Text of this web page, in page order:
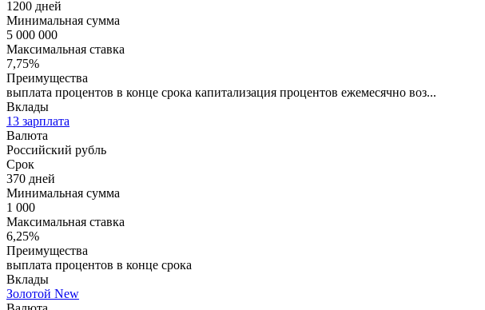
1200 дней
Минимальная сумма
5 000 000
Максимальная ставка
7,75%
Преимущества
выплата процентов в конце срока капитализация процентов ежемесячно воз...
Вклады
13 зарплата
Валюта
Российский рубль
Срок
370 дней
Минимальная сумма
1 000
Максимальная ставка
6,25%
Преимущества
выплата процентов в конце срока
Вклады
Золотой New